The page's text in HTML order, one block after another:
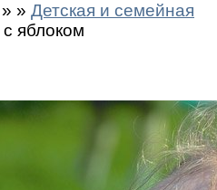
» » Детская и семейная
яблоком